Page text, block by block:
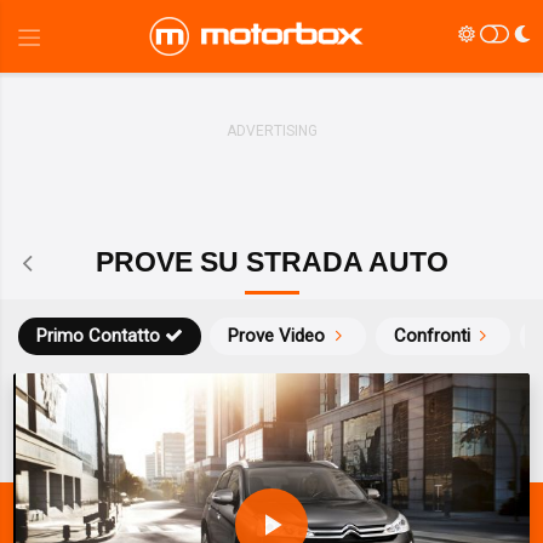
PROVE SU STRADA AUTO
Prove Video Confronti
Primo Contatto